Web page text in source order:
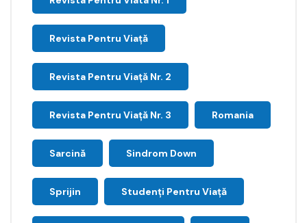
Revista Pentru Viață
Revista Pentru Viață Nr. 2
Revista Pentru Viață Nr. 3 Romania
Sarcină Sindrom Down
Sprijin Studenți Pentru Viață